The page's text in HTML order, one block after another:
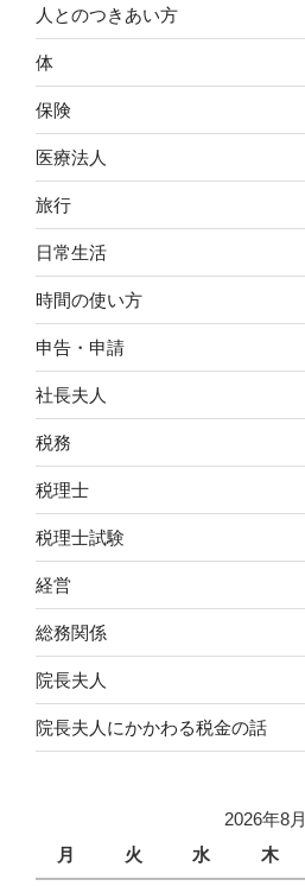
人とのつきあい方
体
保険
医療法人
旅行
日常生活
時間の使い方
申告・申請
社長夫人
税務
税理士
税理士試験
経営
総務関係
院長夫人
院長夫人にかかわる税金の話
2026年8月
月
火 水 木